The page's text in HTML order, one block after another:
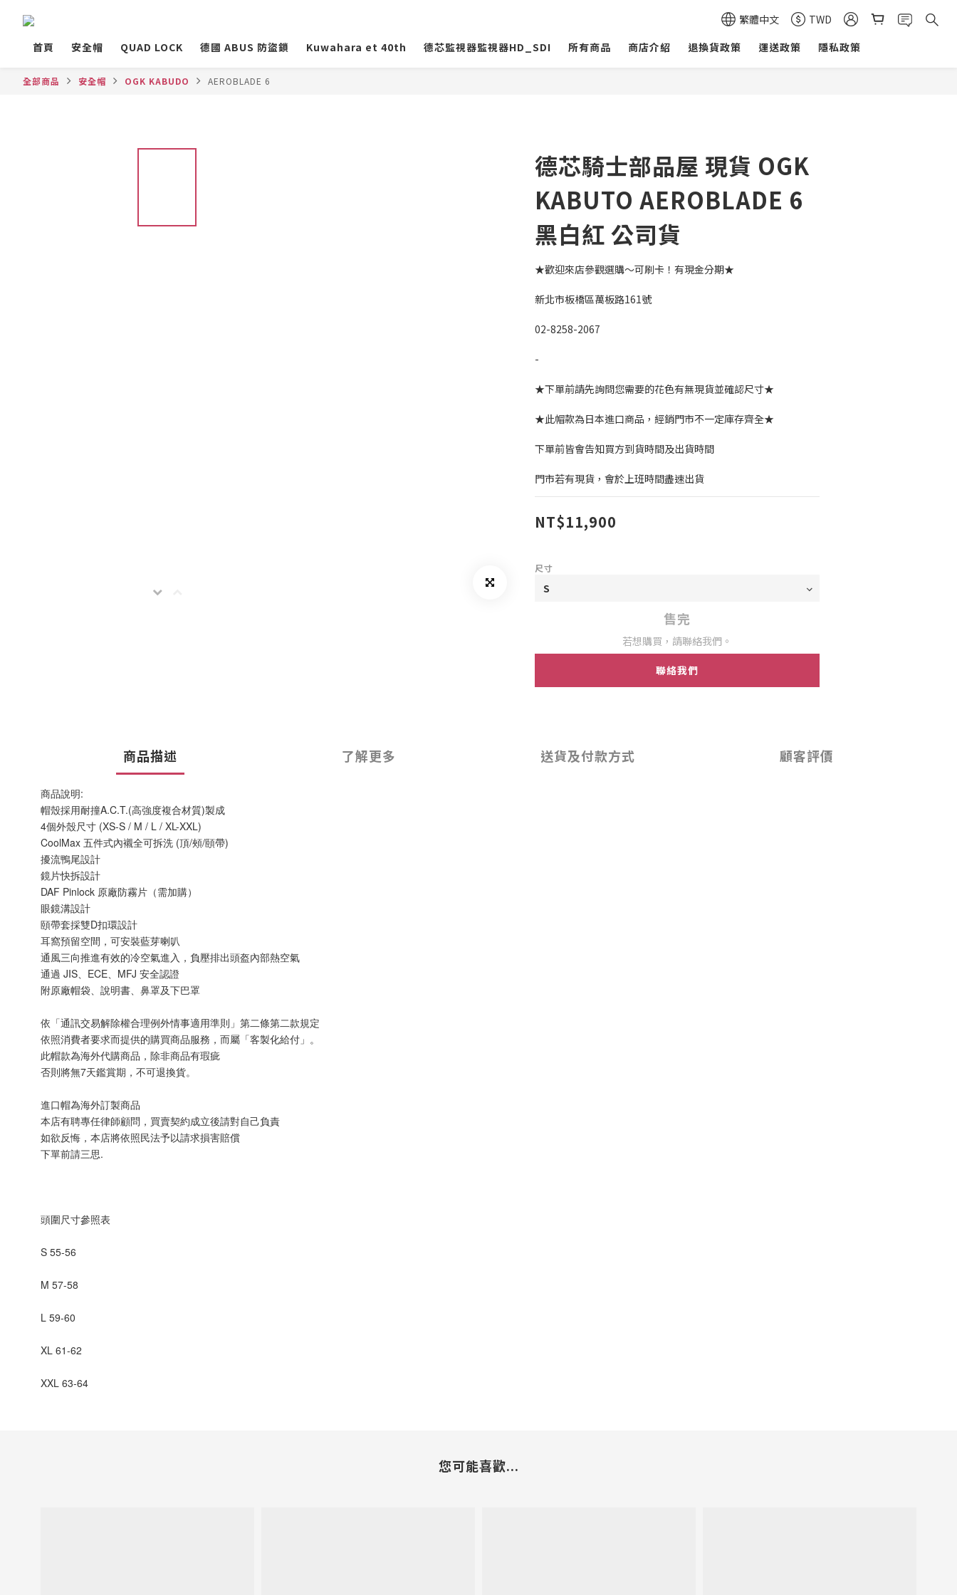
繁體中文
TWD
首頁
安全帽 QUAD LOCK 德國 ABUS 防盜鎖 Kuwahara et 40th 德芯監視器監視器HD_SDI 所有商品 商店介紹 退換貨政策 運送政策 隱私政策
全部商品 安全帽 OGK KABUDO AEROBLADE 6
德芯騎士部品屋 現貨 OGK
KABUTO AEROBLADE 6
黑白紅 公司貨
★歡迎來店參觀選購～可刷卡！有現金分期★
新北市板橋區萬板路161號
02-8258-2067
-
★下單前請先詢問您需要的花色有無現貨並確認尺寸★
★此帽款為日本進口商品，經銷門市不一定庫存齊全★
下單前皆會告知買方到貨時間及出貨時間
門市若有現貨，會於上班時間盡速出貨
NT$11,900
尺寸
售完
若想購買，請聯絡我們。
聯絡我們
商品描述 了解更多 送貨及付款方式 顧客評價
商品說明:
帽殼採用耐撞A.C.T.(高強度複合材質)製成
4個外殼尺寸 (XS-S / M / L / XL-XXL)
CoolMax 五件式內襯全可拆洗 (頂/頰/頤帶)
擾流鴨尾設計
鏡片快拆設計
DAF Pinlock 原廠防霧片（需加購）
眼鏡溝設計
頤帶套採雙D扣環設計
耳窩預留空間，可安裝藍芽喇叭
通風三向推進有效的冷空氣進入，負壓排出頭盔內部熱空氣
通過 JIS、ECE、MFJ 安全認證
附原廠帽袋、說明書、鼻罩及下巴罩
依「通訊交易解除權合理例外情事適用準則」第二條第二款規定
依照消費者要求而提供的購買商品服務，而屬「客製化給付」。
此帽款為海外代購商品，除非商品有瑕疵
否則將無7天鑑賞期，不可退換貨。
進口帽為海外訂製商品
本店有聘專任律師顧問，買賣契約成立後請對自己負責
如欲反悔，本店將依照民法予以請求損害賠償
下單前請三思.
頭圍尺寸參照表
S 55-56
M 57-58
L 59-60
XL 61-62
XXL 63-64
您可能喜歡...